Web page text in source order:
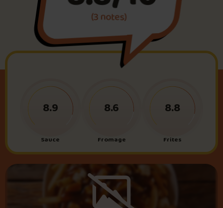
Foire aux questions
Me connecter
(3 notes)
Sauce
8.9
Fromage
8.6
Frites
8.8